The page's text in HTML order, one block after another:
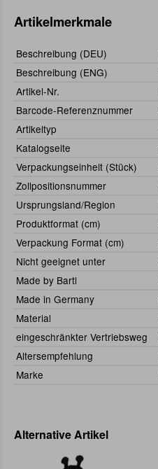
Artikelmerkmale
Beschreibung (DEU)
Beschreibung (ENG)
Artikel-Nr.
Barcode-Referenznummer
Artikeltyp
Katalogseite
Verpackungseinheit (Stück)
Zollpositionsnummer
Ursprungsland/Region
Produktformat (cm)
Verpackung Format (cm)
Nicht geeignet unter
Made by Bartl
Made in Germany
Material
eingeschränkter Vertriebsweg
Altersempfehlung
Marke
Alternative Artikel